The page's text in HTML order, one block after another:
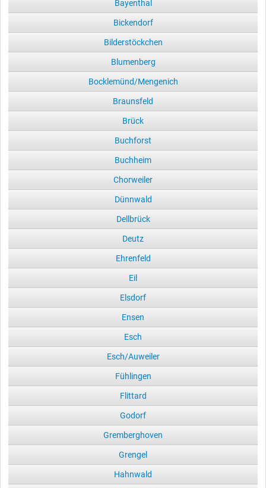
Bayenthal
Bickendorf
Bilderstöckchen
Blumenberg
Bocklemünd/Mengenich
Braunsfeld
Brück
Buchforst
Buchheim
Chorweiler
Dünnwald
Dellbrück
Deutz
Ehrenfeld
Eil
Elsdorf
Ensen
Esch
Esch/Auweiler
Fühlingen
Flittard
Godorf
Gremberghoven
Grengel
Hahnwald